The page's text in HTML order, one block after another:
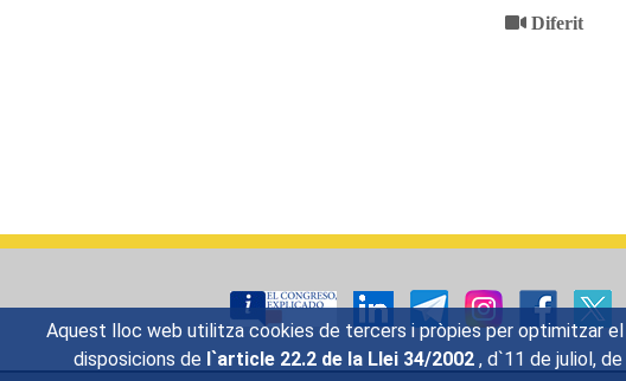
Aquest lloc web utilitza cookies de tercers i pròpies per optimitzar
disposicions de l`article 22.2 de la Llei 34/2002 , d`11 de juliol,
Diferit